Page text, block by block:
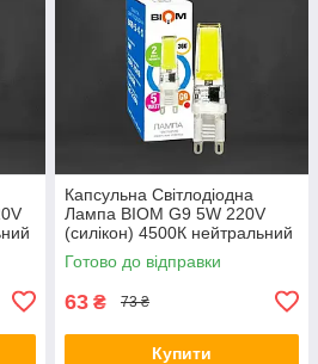
Капсульна Світлодіодна
Лампа BIOM G9 5W 220V
(силікон) 4500К нейтральний
білий
Готово до відправки
63 ₴ 73 ₴
Купити